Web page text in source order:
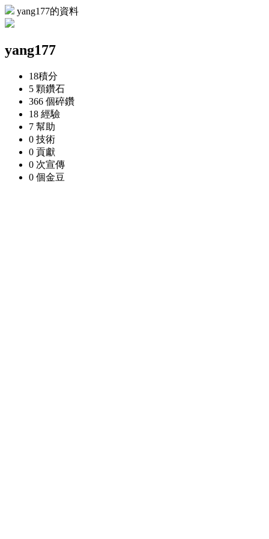
yang177的資料
yang177
18積分
5 顆鑽石
366 個碎鑽
18 經驗
7 幫助
0 技術
0 貢獻
0 次宣傳
0 個金豆